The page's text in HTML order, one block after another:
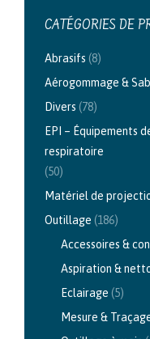
CATÉGORIES DE
Abrasifs (8)
Aérogommage &
Divers (78)
EPI – Équipements
respiratoire
(50)
Matériel de
Outillage (186)
Accessoires &
Aspiration &
Eclairage (5)
Mesure &